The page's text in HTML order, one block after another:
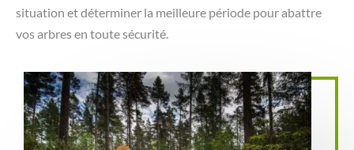
situation et déterminer la meilleure période pour abattre
vos arbres en toute sécurité.